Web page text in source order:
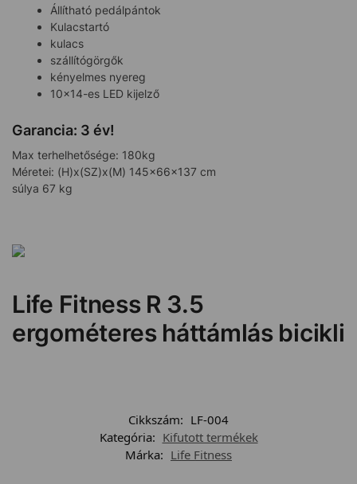
Állítható pedálpántok
Kulacstartó
kulacs
szállítógörgők
kényelmes nyereg
10×14-es LED kijelző
Garancia: 3 év!
Max terhelhetősége: 180kg
Méretei: (H)x(SZ)x(M) 145x66x137 cm
súlya 67 kg
Life Fitness R 3.5
ergométeres háttámlás bicikli
Cikkszám: LF-004
Kategória: Kifutott termékek
Márka: Life Fitness